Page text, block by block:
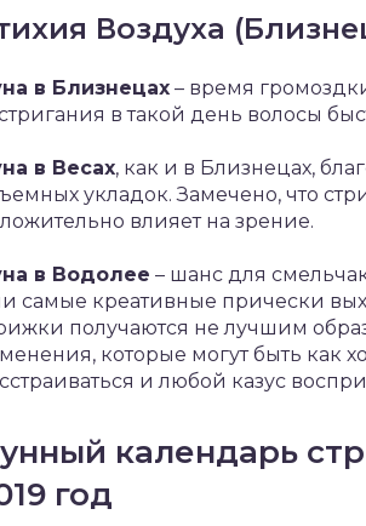
Воздуха
в Близнецах – время
в такой день волосы
в Весах, как и в Близнецах,
укладок. Замечено, что
влияет на зрение.
в Водолее – шанс для
самые креативные прически
получаются не лучшим
которые могут быть как
и любой казус
календарь
год